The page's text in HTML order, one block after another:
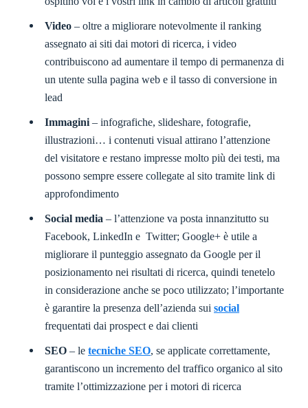
Video – oltre a migliorare notevolmente il ranking
assegnato ai siti dai motori di ricerca, i video
contribuiscono ad aumentare il tempo di permanenza di
un utente sulla pagina web e il tasso di conversione in
lead
Immagini – infografiche, slideshare, fotografie,
illustrazioni… i contenuti visual attirano l’attenzione
del visitatore e restano impresse molto più dei testi, ma
possono sempre essere collegate al sito tramite link di
approfondimento
Social media – l’attenzione va posta innanzitutto su
Facebook, LinkedIn e Twitter; Google+ è utile a
migliorare il punteggio assegnato da Google per il
posizionamento nei risultati di ricerca, quindi tenetelo
in considerazione anche se poco utilizzato; l’importante
è garantire la presenza dell’azienda sui social
frequentati dai prospect e dai clienti
SEO – le tecniche SEO, se applicate correttamente,
garantiscono un incremento del traffico organico al sito
tramite l’ottimizzazione per i motori di ricerca